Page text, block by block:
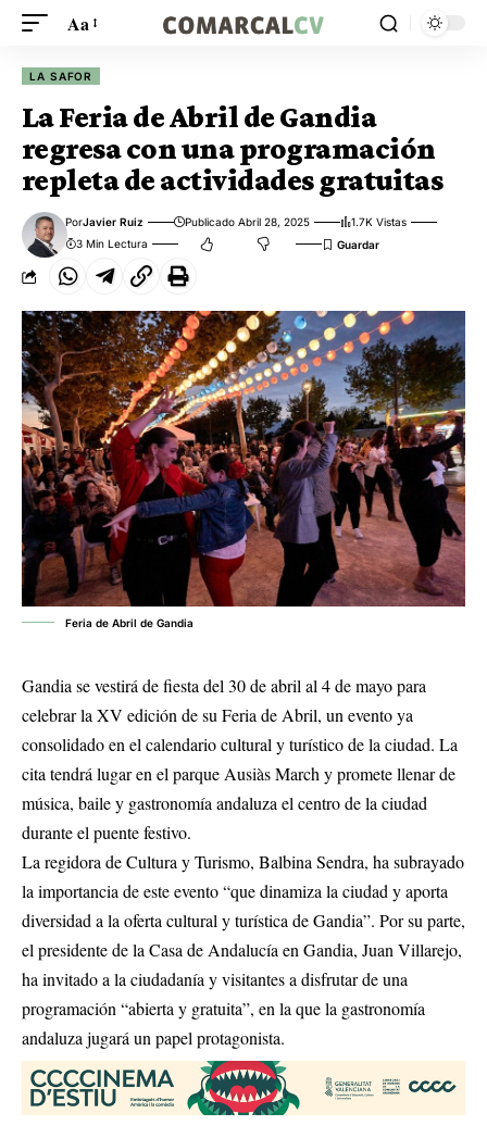
Aa
LA SAFOR
La Feria de Abril de Gandia
regresa con una programación
repleta de actividades gratuitas
PorJavier Ruiz Publicado Abril 28, 2025
1.7K Vistas
3 Min Lectura
Feria de Abril de Gandia
Gandia se vestirá de fiesta del 30 de abril al 4 de mayo para
celebrar la XV edición de su Feria de Abril, un evento ya
consolidado en el calendario cultural y turístico de la ciudad. La
cita tendrá lugar en el parque Ausiàs March y promete llenar de
música, baile y gastronomía andaluza el centro de la ciudad
durante el puente festivo.
La regidora de Cultura y Turismo, Balbina Sendra, ha subrayado
la importancia de este evento “que dinamiza la ciudad y aporta
diversidad a la oferta cultural y turística de Gandia”. Por su parte,
el presidente de la Casa de Andalucía en Gandia, Juan Villarejo,
ha invitado a la ciudadanía y visitantes a disfrutar de una
programación “abierta y gratuita”, en la que la gastronomía
andaluza jugará un papel protagonista.